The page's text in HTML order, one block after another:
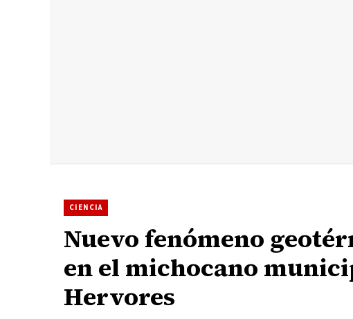
CIENCIA
Nuevo fenómeno
en el michocano
Hervores